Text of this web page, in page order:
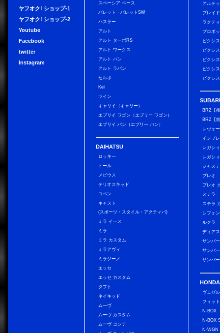
ヤフオク! ショップ-1
ヤフオク! ショップ-2
Youtube
Facebook
twitter
Instagram
スペーシア ベース
パレット・パレットSW
ハスラー
アルト
アルト ターボRS
アルト ワークス
アルト バン
アルト ラパン
セルボ
Kei
ツイン
キャリイ（キャリー）
エブリイ ワゴン（エブリー ワゴン）
エブリイ バン（エブリー バン）
DAIHATSU
ロッキー
トール
メビウス
テリオスキッド
コペン
キャスト
(スポーツ・スタイル・アクティバ)
ミラ イース
ミラ
ミラ カスタム
ミラアヴィ
ミラジーノ
エッセ
エッセ カスタム
タフト
ネイキッド
ムーヴ
ムーヴ カスタム
ムーヴ コンテ
アルテ
ブレイド
ラクテ
プロボ
ピクシ
ピクシ
ピクシ
ピクシ
ピクシ
BRZ【
BRZ【
レヴォ
インプ
レガシ
レガシ
ジャス
プレオ
プレオ
ステラ
ステラ
シフォ
ルクラ
ディア
サンバ
サンバ
サンバ
HONDA
ヴェゼル
フィット
N-BOX
N-BOX
N-WGN